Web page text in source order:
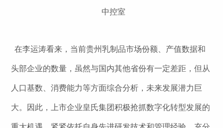
中控室
在李运涛看来，当前贵州乳制品市场份额、产值数据和
头部企业的数量，虽然与国内其他省份有一定差距，但从
人口基数、消费能力等方面综合分析，未来发展潜力巨
大。因此，上市企业皇氏集团积极抢抓数字化转型发展的